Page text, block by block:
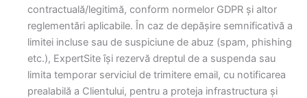
contractuală/legitimă, conform normelor GDPR și altor
reglementări aplicabile. În caz de depășire semnificativă a
limitei incluse sau de suspiciune de abuz (spam, phishing
etc.), ExpertSite își rezervă dreptul de a suspenda sau
limita temporar serviciul de trimitere email, cu notificarea
prealabilă a Clientului, pentru a proteja infrastructura și